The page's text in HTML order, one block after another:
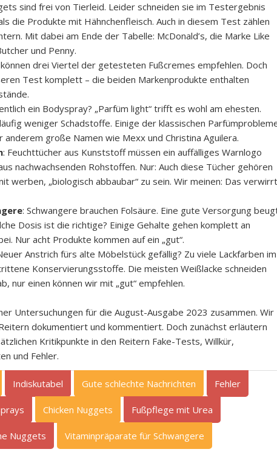
sind frei von Tierleid. Leider schneiden sie im Testergebnis
die Produkte mit Hähnchenfleisch. Auch in diesem Test zählen
Mit dabei am Ende der Tabelle: McDonald’s, die Marke Like
und Penny.
drei Viertel der getesteten Fußcremes empfehlen. Doch
Test komplett – die beiden Markenprodukte enthalten
ein Bodyspray? „Parfüm light“ trifft es wohl am ehesten.
weniger Schadstoffe. Einige der klassischen
große Namen wie Mexx und Christina Aguilera.
: Feuchttücher aus Kunststoff müssen ein auffälliges Warnlogo
nachwachsenden Rohstoffen. Nur: Auch diese Tücher gehören
werben, „biologisch abbaubar“ zu sein. Wir meinen: Das verwirrt
: Schwangere brauchen Folsäure. Eine gute Versorgung
Dosis ist die richtige? Einige Gehalte gehen komplett an
Nur acht Produkte kommen auf ein „gut“.
Anstrich fürs alte Möbelstück gefällig? Zu viele Lackfarben im
Konservierungsstoffe. Die meisten Weißlacke schneiden
nur einen können wir mit „gut“ empfehlen.
Untersuchungen für die August-Ausgabe 2023 zusammen. Wir
dokumentiert und kommentiert. Doch zunächst erläutern
Kritikpunkte in den Reitern Fake-Tests, Willkür,
und Fehler.
Indiskutabel Gute schlechte Nachrichten Fehler
Chicken Nuggets Fußpflege mit Urea
Nuggets Vitaminpräparate für Schwangere